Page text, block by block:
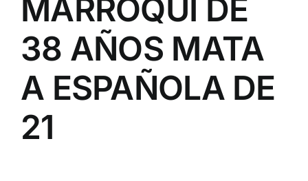
MARROQUÍ DE
38 AÑOS MATA
A ESPAÑOLA DE
21